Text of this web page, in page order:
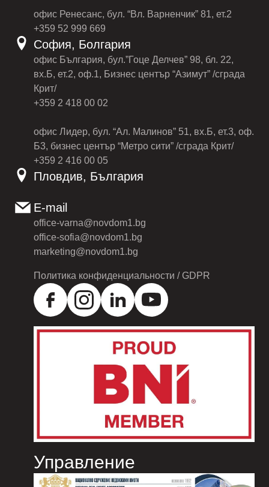
офис Ренесанс, бул. “Вл. Варненчик” 81, ет.2
+359 52 999 669
София, Болгария
офис България, бул.”Гоце Делчев” 98, бл. 22,
вх.Б, ет.2, оф.1, Бизнес център “Азимут” /сграда
Крит/
+359 2 418 00 02
офис Лидер, бул. “Ал. Малинов” 51, вх.Б, ет.3, оф.
Б3, бизнес център “Метро сити” /сграда Крит/
+359 2 416 00 05
Пловдив, България
E-mail
office-varna@novdom1.bg
office-sofia@novdom1.bg
marketing@novdom1.bg
Политика конфиденциальности / GDPR
Управление